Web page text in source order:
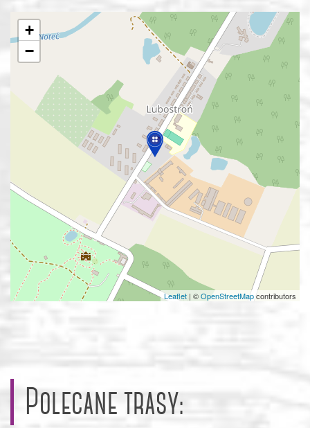
+
−
Leaflet | ©OpenStreetMapcontributors
Polecane trasy: